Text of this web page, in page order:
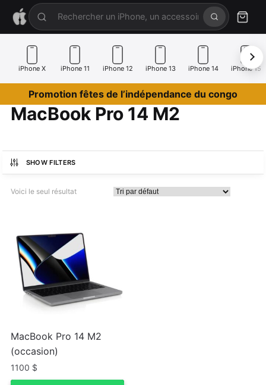
iPhone X iPhone 11 iPhone 12 iPhone 13 iPhone 14 iPhone 15
Promotion fêtes de l’indépendance du congo
MacBook Pro 14 M2
SHOW FILTERS
Voici le seul résultat
MacBook Pro 14 M2
(occasion)
1100 $